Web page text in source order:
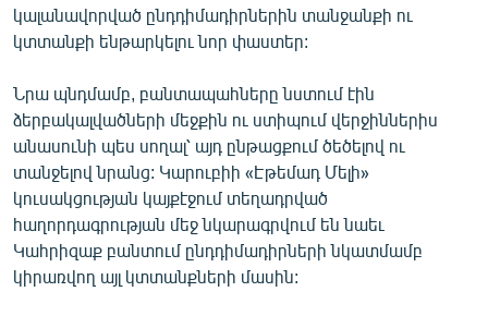
ՊԱՏԵՐԱԶՄԻ 6 ՇԱԲԱԹՆԵՐԸ
ՏԱՐԱԾԱՇՐՋԱՆ
ՄԻՋԱԶԳԱՅԻՆ
ՄՇԱԿՈՒՅԹ
ՍՊՈՐՏ
ՄԵԿՆԱԲԱՆՈՒԹՅՈՒՆ
ՏՏ ԵՒ ԻՆՏԵՐՆԵՏ
ԿՈՐՈՆԱՎԻՐՈՒՍ
կալանավորված ընդդիմադիրներին տանջանքի ու
կտտանքի ենթարկելու նոր փաստեր:
Նրա պնդմամբ, բանտապահները նստում էին
ձերբակալվածների մեջքին ու ստիպում վերջիններիս
անասունի պես սողալ՝ այդ ընթացքում ծեծելով ու
տանջելով նրանց: Կարուբիի «Էթեմադ Մելի»
կուսակցության կայքէջում տեղադրված
հաղորդագրության մեջ նկարագրվում են նաեւ
Կահրիզաք բանտում ընդդիմադիրների նկատմամբ
կիրառվող այլ կտտանքների մասին: